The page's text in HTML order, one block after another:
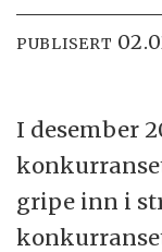
PUBLISERT
I desember
gripe inn i